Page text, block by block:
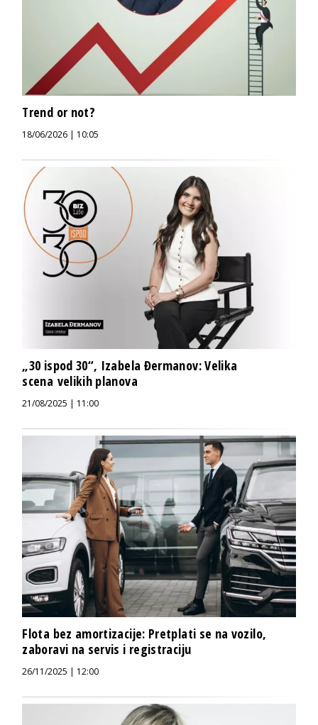
Trend or not?
18/06/2026 | 10:05
„30 ispod 30“, Izabela Đermanov: Velika
scena velikih planova
21/08/2025 | 11:00
Flota bez amortizacije: Pretplati se na vozilo,
zaboravi na servis i registraciju
26/11/2025 | 12:00